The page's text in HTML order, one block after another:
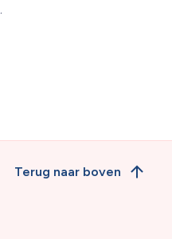
Terug naar boven